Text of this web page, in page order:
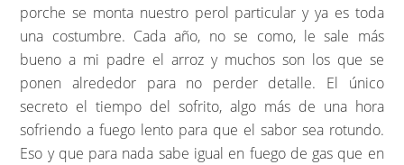
porche se monta nuestro perol particular y ya es toda
una costumbre. Cada año, no se como, le sale más
bueno a mi padre el arroz y muchos son los que se
ponen alrededor para no perder detalle. El único
secreto el tiempo del sofrito, algo más de una hora
sofriendo a fuego lento para que el sabor sea rotundo.
Eso y que para nada sabe igual en fuego de gas que en